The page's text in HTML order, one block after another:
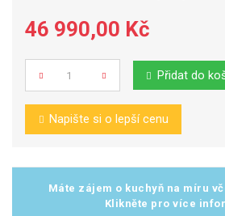
46 990,00 Kč
Počet Přidat do
Napište si o lepší cenu
Máte zájem o kuchyň na míru
Klikněte pro více